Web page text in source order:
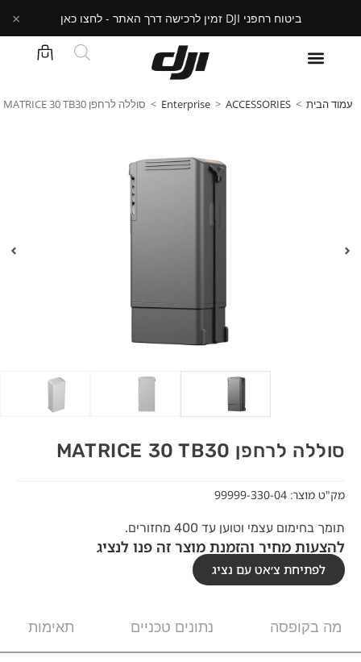
ביטוח רחפני DJI זמין לרכישה דרך האתר - לחצו כאן ×
עמוד הבית >
Enterprise > ACCESSORIES
> סוללה לרחפן MATRICE 30 TB30
סוללה לרחפן MATRICE 30 TB30
מק"ט מוצר: 99999-330-04
תומך בחימום עצמי וטוען עד 400 מחזורים.
להצעות מחיר והזמנת מוצר זה פנו לנציג
לפתיחת צ׳אט עם נציג
מה בקופסה נתונים טכניים תאימות